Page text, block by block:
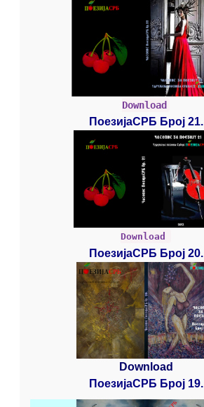
Download
ПоезијаСРБ Број 21.
Download
ПоезијаСРБ Број 20.
Download
ПоезијаСРБ Број 19.